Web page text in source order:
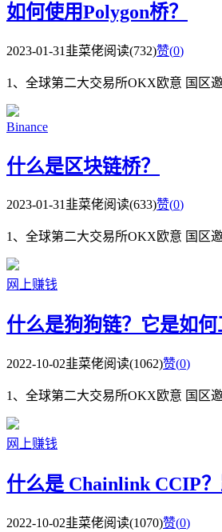
如何使用Polygon桥？
2023-01-31 韭菜佬阅读(732)赞(0)
1、全球第二大交易所OKX欧意 国区
Binance
什么是区块链桥？
2023-01-31韭菜佬阅读(633)赞(0)
1、全球第二大交易所OKX欧意 国区
网上赚钱
什么是狗狗链？它是如
2022-10-02韭菜佬阅读(1062)赞(0)
1、全球第二大交易所OKX欧意 国区
网上赚钱
什么是 Chainlink CCIP
2022-10-02韭菜佬阅读(1070)赞(0)